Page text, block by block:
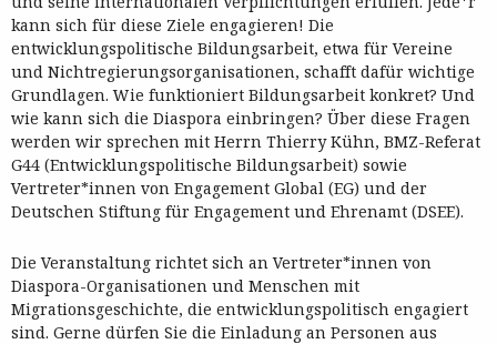
kann sich für diese Ziele engagieren! Die
entwicklungspolitische Bildungsarbeit, etwa für Vereine
und Nichtregierungsorganisationen, schafft dafür wichtige
Grundlagen. Wie funktioniert Bildungsarbeit konkret? Und
wie kann sich die Diaspora einbringen? Über diese Fragen
werden wir sprechen mit Herrn Thierry Kühn, BMZ-Referat
G44 (Entwicklungspolitische Bildungsarbeit) sowie
Vertreter*innen von Engagement Global (EG) und der
Deutschen Stiftung für Engagement und Ehrenamt (DSEE).
Die Veranstaltung richtet sich an Vertreter*innen von
Diaspora-Organisationen und Menschen mit
Migrationsgeschichte, die entwicklungspolitisch engagiert
sind. Gerne dürfen Sie die Einladung an Personen aus